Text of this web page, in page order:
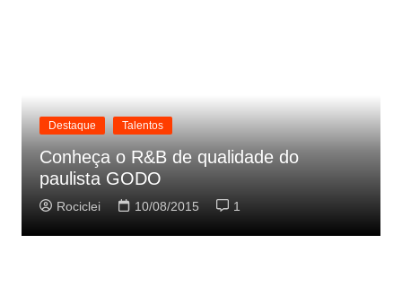
Destaque Talentos
Conheça o R&B de qualidade do
paulista GODO
Rociclei 10/08/2015 1